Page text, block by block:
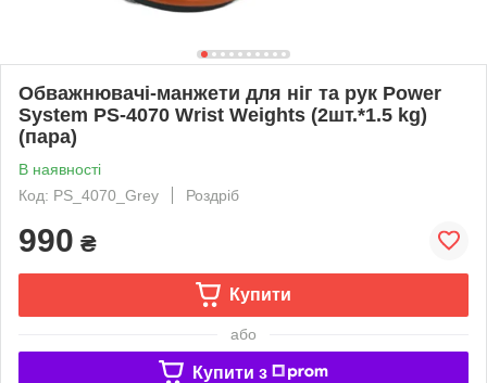
Обважнювачі-манжети для ніг та рук Power
System PS-4070 Wrist Weights (2шт.*1.5 kg)
(пара)
В наявності
Код: PS_4070_Grey
Роздріб
990 ₴
Купити
або
Купити з